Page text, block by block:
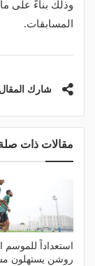
وذلك بناءً على
المسابقات.
شارك المقال
مقالات ذات
استعداداً للموسم
روشن يستهلون